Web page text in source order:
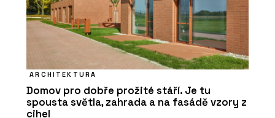
ARCHITEKTURA
Domov pro dobře prožité stáří. Je tu
spousta světla, zahrada a na fasádě vzory z
cihel